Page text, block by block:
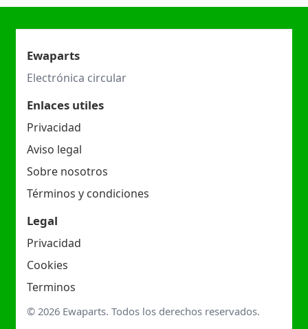
Ewaparts
Electrónica circular
Enlaces utiles
Privacidad
Aviso legal
Sobre nosotros
Términos y condiciones
Legal
Privacidad
Cookies
Terminos
© 2026 Ewaparts. Todos los derechos reservados.